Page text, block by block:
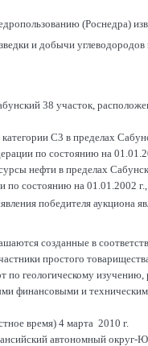
(Роснедра)
и добычи
38 участок,
С3 в пределах
по состоянию на
нефти в пределах
по состоянию на 01.01.2002
победителя аукциона
созданные в
простого
по геологическому
финансовыми и
время) 4 марта 2010 г.
автономный округ-